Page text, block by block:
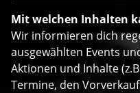
Mit welchen Inhalten
Wir informieren dich
ausgewählten Events
Aktionen und Inhalte
Termine, den